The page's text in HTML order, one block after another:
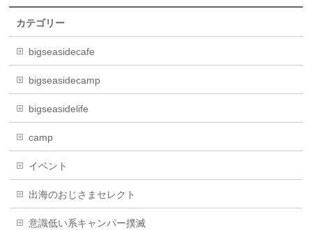
カテゴリー
bigseasidecafe
bigseasidecamp
bigseasidelife
camp
イベント
出海のおじさまセレクト
意識低い系キャンパー撲滅